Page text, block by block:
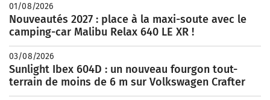
01/08/2026
Nouveautés 2027 : place à la maxi-soute avec le
camping-car Malibu Relax 640 LE XR !
03/08/2026
Sunlight Ibex 604D : un nouveau fourgon tout-
terrain de moins de 6 m sur Volkswagen Crafter